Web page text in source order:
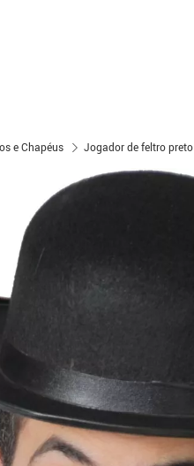
e Chapéus Jogador de feltro preto